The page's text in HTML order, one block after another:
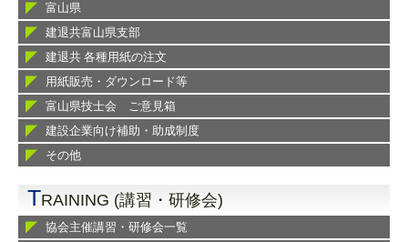
富山県
建退共富山県支部
建退共 各種用紙の注文
用紙販売・ダウンロード等
富山県技士会 ご意見箱
建設企業向け補助・助成制度
その他
TRAINING (講習・研修会)
協会主催講習・研修会一覧